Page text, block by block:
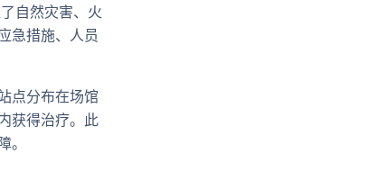
自然灾害、火
急措施、人员
点分布在场馆
获得治疗。此